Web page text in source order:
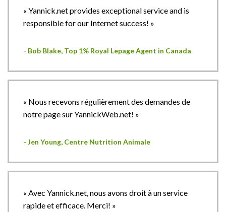
« Yannick.net provides exceptional service and is
responsible for our Internet success! »
- Bob Blake, Top 1% Royal Lepage Agent in Canada
« Nous recevons régulièrement des demandes de
notre page sur YannickWeb.net! »
- Jen Young, Centre Nutrition Animale
« Avec Yannick.net, nous avons droit à un service
rapide et efficace. Merci! »